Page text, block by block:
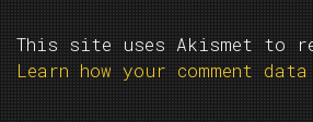
This site uses Akismet to
Learn how your comment